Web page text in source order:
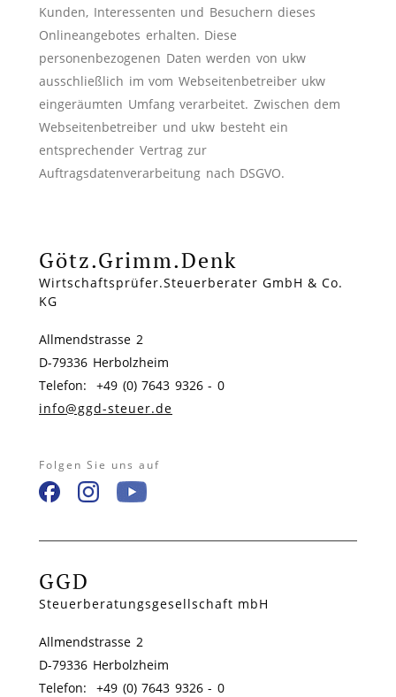
Kunden, Interessenten und Besuchern dieses
Onlineangebotes erhalten. Diese
personenbezogenen Daten werden von ukw
ausschließlich im vom Webseitenbetreiber ukw
eingeräumten Umfang verarbeitet. Zwischen dem
Webseitenbetreiber und ukw besteht ein
entsprechender Vertrag zur
Auftragsdatenverarbeitung nach DSGVO.
Götz.Grimm.Denk
Wirtschaftsprüfer.Steuerberater GmbH & Co.
KG
Allmendstrasse 2
D-79336 Herbolzheim
Telefon: +49 (0) 7643 9326 - 0
info@ggd-steuer.de
Folgen Sie uns auf
GGD
Steuerberatungsgesellschaft mbH
Allmendstrasse 2
D-79336 Herbolzheim
Telefon: +49 (0) 7643 9326 - 0